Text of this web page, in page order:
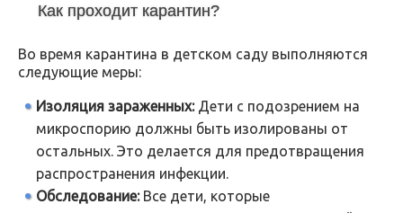
Как проходит карантин?
Во время карантина в детском саду выполняются
следующие меры:
Изоляция зараженных:Дети с подозрением на
микроспорию должны быть изолированы от
остальных. Это делается для предотвращения
распространения инфекции.
Обследование:Все дети, которые